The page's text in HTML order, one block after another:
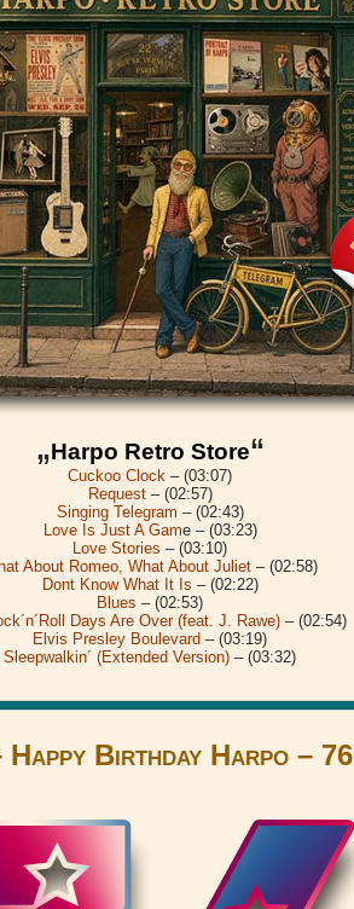
„Harpo Retro Store“
Cuckoo Clock – (03:07)
Request– (02:57)
Singing Telegram – (02:43)
Love Is Just A Game – (03:23)
Love Stories – (03:10)
About Romeo, What About Juliet– (02:58)
Dont Know What It Is – (02:22)
Blues – (02:53)
Days Are Over (feat. J. Rawe)– (02:54)
Elvis Presley Boulevard – (03:19)
Sleepwalkin´ (Extended Version) – (03:32)
Happy Birthday Harpo – 76